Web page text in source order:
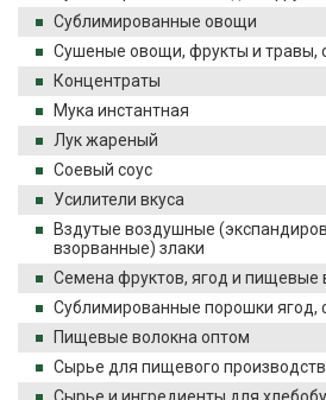
Сублимированные овощи
Сушеные овощи, фрукты и травы,
Концентраты
Мука инстантная
Лук жареный
Соевый соус
Усилители вкуса
Вздутые воздушные
взорванные) злаки
Семена фруктов, ягод и пищевые
Сублимированные порошки ягод,
Пищевые волокна оптом
Сырье для пищевого